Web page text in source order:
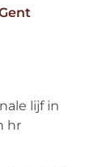
lijf in
hr